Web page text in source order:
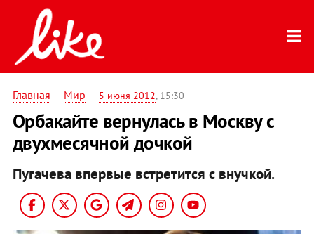
Главная — Мир — 5 июня 2012, 15:30
Орбакайте вернулась в Москву с
двухмесячной дочкой
Пугачева впервые встретится с внучкой.